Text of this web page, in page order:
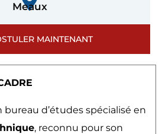
Meaux
MAINTENANT
bureau d’études spécialisé en
, reconnu pour son